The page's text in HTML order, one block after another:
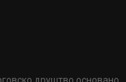
друштво основано